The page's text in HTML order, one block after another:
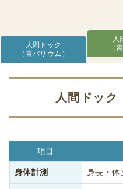
人間ドック
（胃バリウム）
人
（
人間ドック
項目
身体計測 身長・体